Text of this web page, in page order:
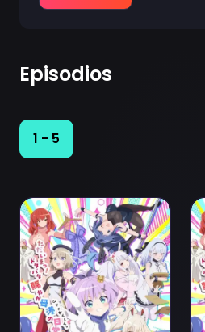
Episodios
1 - 5
Ver Azur Lane: Bisoku